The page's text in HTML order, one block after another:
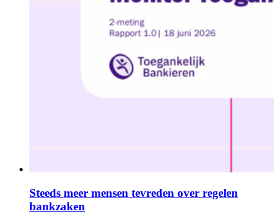
Steeds meer mensen tevreden over regelen
bankzaken